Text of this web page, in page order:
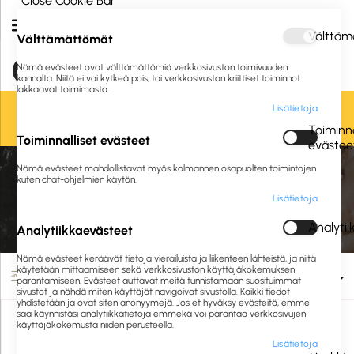
Oletko jo asiakkaamme? Kirjaudu sisään tai
Etusivu Siivous ja hygienia
Pesuaineet ja puhdistusaineet
Annostelu ja merkintä
Annostelujärjestelmät
Suodata
Välttämättömät
Nämä evästeet ovat välttämättömiä verkkosivuston toimivuuden
kannalta. Niitä ei voi kytkeä pois, tai verkkosivuston kriittiset toiminnot
lakkaavat toimimasta.
Lisätietoja
Toiminnalliset evästeet
Nämä evästeet mahdollistavat myös kolmannen osapuolten toimintojen
kuten chat-ohjelmien käytön.
Lisätietoja
Analytiikkaevästeet
Nämä evästeet keräävät tietoja vierailuista ja liikenteen lähteistä, ja niitä
käytetään mittaamiseen sekä verkkosivuston käyttäjäkokemuksen
parantamiseen. Evästeet auttavat meitä tunnistamaan suosituimmat
sivustot ja nähdä miten käyttäjät navigoivat sivustolla. Kaikki tiedot
yhdistetään ja ovat siten anonyymejä. Jos et hyväksy evästeitä, emme
saa käynnistäsi analytiikkatietoja emmekä voi parantaa verkkosivujen
käyttäjäkokemusta niiden perusteella.
Lisätietoja